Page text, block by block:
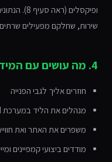
שירות, שחלקם מפעילים
4. מה עושים עם המידע
חוזרים אליך לגבי הפנייה
מנהלים את הליד במערכת CRM
משפרים את האתר ואת
מודדים ביצועי קמפיינים